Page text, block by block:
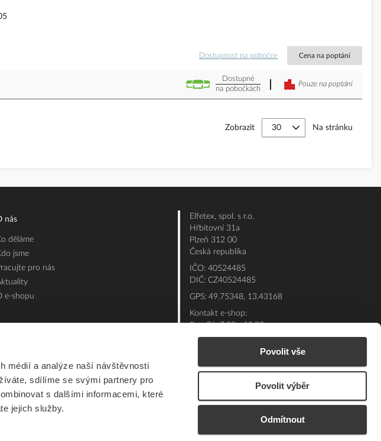
médií a analýze naší návštěvnosti
sdílíme se svými partnery pro
s dalšími informacemi, které
jejich služby.
Povolit vše
Povolit výběr
Odmítnout
Dostupnost na pobočce Cena na poptání
Dostupné
na pobočkách
Pouze na poptání
Zobrazit Na stránku
nás
děláme
jsme
pro nás
e-shopu
Elfetex, spol. s r.o.
Hřbitovní 31a
Plzeň 312 00
Česká republika
IČO: 40524485
DIČ: CZ40524485
GPS: 49.75348, 13.43168
Kontakt e-shop:
Po - Pá: 7:00 - 15:30
E-mail:eshop@elfetex.cz